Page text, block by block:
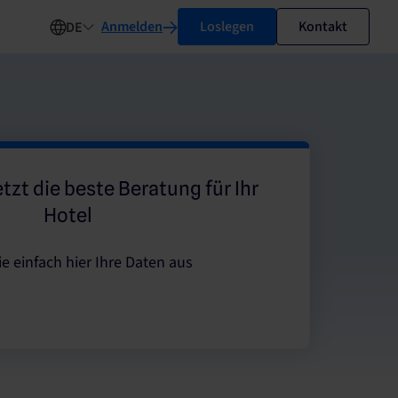
DE Anmelden Loslegen Kontakt
die beste Beratung für Ihr
Hotel
einfach hier Ihre Daten aus